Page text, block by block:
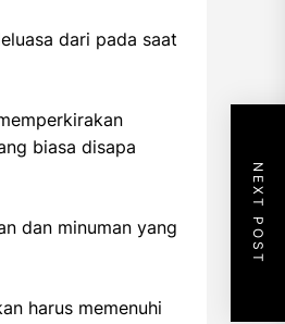
dari pada saat
biasa disapa
dan minuman yang
harus memenuhi
NEXT POST